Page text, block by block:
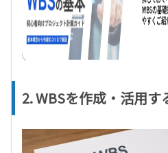
2. WBSを作成・活用す